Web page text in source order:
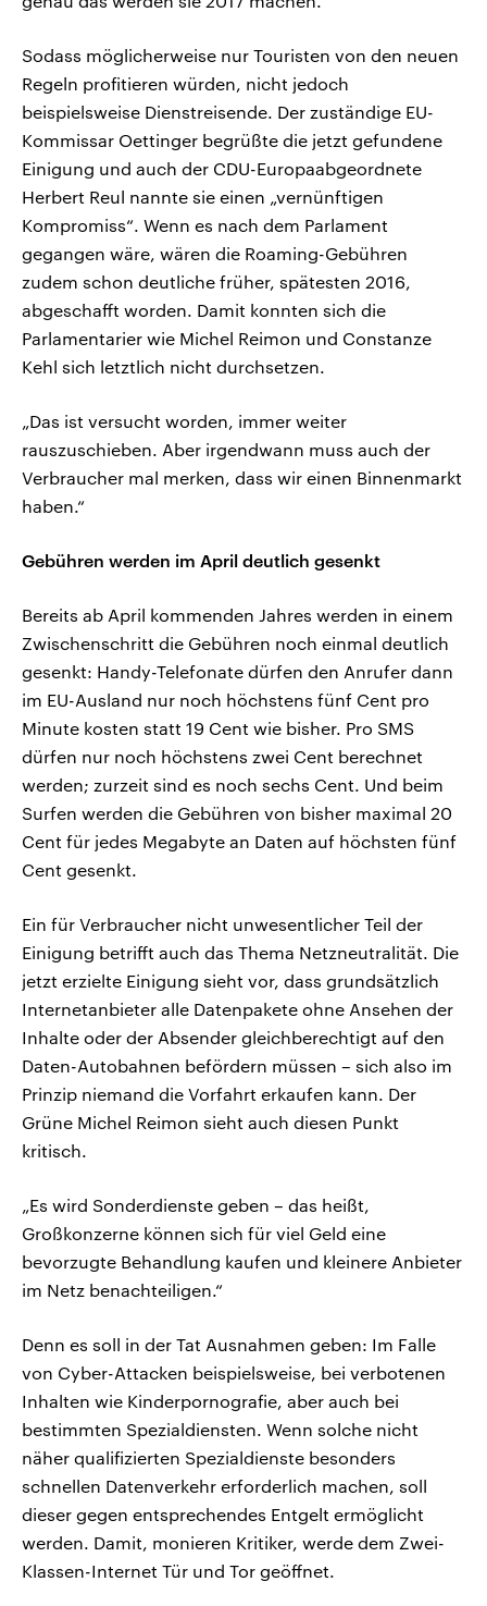
Sodass möglicherweise nur Touristen von den neuen
Regeln profitieren würden, nicht jedoch
beispielsweise Dienstreisende. Der zuständige EU-
Kommissar Oettinger begrüßte die jetzt gefundene
Einigung und auch der CDU-Europaabgeordnete
Herbert Reul nannte sie einen „vernünftigen
Kompromiss“. Wenn es nach dem Parlament
gegangen wäre, wären die Roaming-Gebühren
zudem schon deutliche früher, spätesten 2016,
abgeschafft worden. Damit konnten sich die
Parlamentarier wie Michel Reimon und Constanze
Kehl sich letztlich nicht durchsetzen.
„Das ist versucht worden, immer weiter
rauszuschieben. Aber irgendwann muss auch der
Verbraucher mal merken, dass wir einen Binnenmarkt
haben.“
Gebühren werden im April deutlich gesenkt
Bereits ab April kommenden Jahres werden in einem
Zwischenschritt die Gebühren noch einmal deutlich
gesenkt: Handy-Telefonate dürfen den Anrufer dann
im EU-Ausland nur noch höchstens fünf Cent pro
Minute kosten statt 19 Cent wie bisher. Pro SMS
dürfen nur noch höchstens zwei Cent berechnet
werden; zurzeit sind es noch sechs Cent. Und beim
Surfen werden die Gebühren von bisher maximal 20
Cent für jedes Megabyte an Daten auf höchsten fünf
Cent gesenkt.
Ein für Verbraucher nicht unwesentlicher Teil der
Einigung betrifft auch das Thema Netzneutralität. Die
jetzt erzielte Einigung sieht vor, dass grundsätzlich
Internetanbieter alle Datenpakete ohne Ansehen der
Inhalte oder der Absender gleichberechtigt auf den
Daten-Autobahnen befördern müssen – sich also im
Prinzip niemand die Vorfahrt erkaufen kann. Der
Grüne Michel Reimon sieht auch diesen Punkt
kritisch.
„Es wird Sonderdienste geben – das heißt,
Großkonzerne können sich für viel Geld eine
bevorzugte Behandlung kaufen und kleinere Anbieter
im Netz benachteiligen.“
Denn es soll in der Tat Ausnahmen geben: Im Falle
von Cyber-Attacken beispielsweise, bei verbotenen
Inhalten wie Kinderpornografie, aber auch bei
bestimmten Spezialdiensten. Wenn solche nicht
näher qualifizierten Spezialdienste besonders
schnellen Datenverkehr erforderlich machen, soll
dieser gegen entsprechendes Entgelt ermöglicht
werden. Damit, monieren Kritiker, werde dem Zwei-
Klassen-Internet Tür und Tor geöffnet.